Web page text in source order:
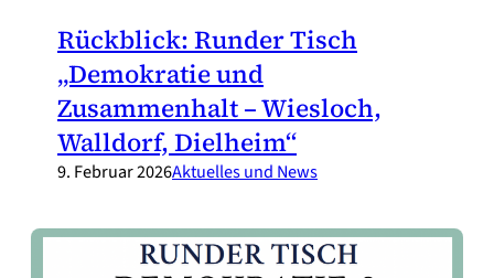
Rückblick: Runder Tisch
„Demokratie und
Zusammenhalt – Wiesloch,
Walldorf, Dielheim“
9. Februar 2026Aktuelles und News